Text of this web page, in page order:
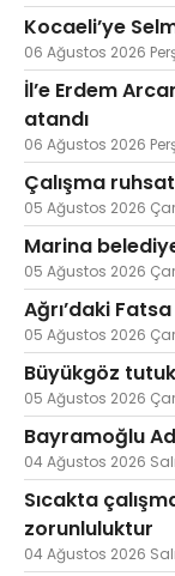
Kocaeli’ye
06 Ağustos 2026
İl’e Erdem
atandı
06 Ağustos 2026
Çalışma
05 Ağustos 2026
Marina
05 Ağustos 2026
Ağrı’daki
05 Ağustos 2026
Büyükgöz
05 Ağustos 2026
Bayramoğlu
04 Ağustos 2026 Salı
Sıcakta
zorunluluktur
04 Ağustos 2026 Salı